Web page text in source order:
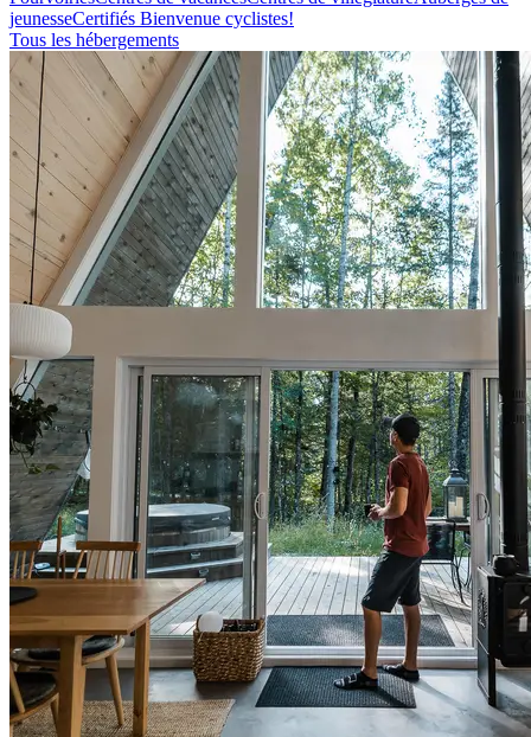
jeunesseCertifiés Bienvenue cyclistes!
Tous les hébergements